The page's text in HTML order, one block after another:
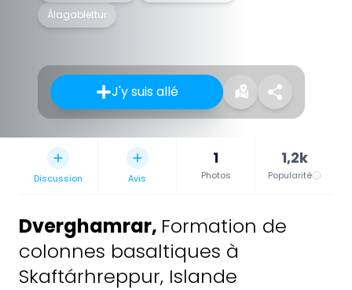
Álagablettur
J'y suis allé
Discussion Avis
1
Photos
1,2k
Popularité
Dverghamrar, Formation de
colonnes basaltiques à
Skaftárhreppur, Islande